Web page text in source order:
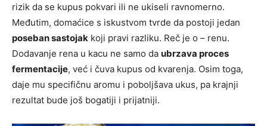
rizik da se kupus pokvari ili ne ukiseli ravnomerno.
Međutim, domaćice s iskustvom tvrde da postoji jedan
poseban sastojak koji pravi razliku. Reč je o – renu.
Dodavanje rena u kacu ne samo da ubrzava proces
fermentacije, već i čuva kupus od kvarenja. Osim toga,
daje mu specifičnu aromu i poboljšava ukus, pa krajnji
rezultat bude još bogatiji i prijatniji.